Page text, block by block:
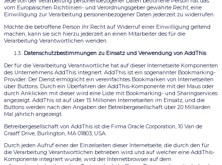
vom Europäischen Richtlinien- und Verordnungsgeber gewährte Recht, eine
Einwilligung zur Verarbeitung personenbezogener Daten jederzeit zu widerrufen.
Möchte die betroffene Person ihr Recht auf Widerruf einer Einwilligung geltend
machen, kann sie sich hierzu jederzeit an einen Mitarbeiter des für die
Verarbeitung Verantwortlichen wenden.
Datenschutzbestimmungen zu Einsatz und Verwendung von AddThis
Der für die Verarbeitung Verantwortliche hat auf dieser Internetseite Komponenten
des Unternehmens AddThis integriert. AddThis ist ein sogenannter Bookmarking-
Provider. Der Dienst ermöglicht ein vereinfachtes Bookmarken von Internetseiten
über Buttons. Durch ein Überfahren der AddThis-Komponente mit der Maus oder
durch Anklicken mit dieser wird eine Liste mit Bookmarking- und Sharingservices
angezeigt. AddThis ist auf über 15 Millionen Internetseiten im Einsatz, und die
Buttons werden nach den Angaben der Betreibergesellschaft über 20 Milliarden
Mal jährlich angezeigt.
Betreibergesellschaft von AddThis ist die Firma Oracle Corporation, 10 Van de
Graaff Drive, Burlington, MA 01803, USA.
Durch jeden Aufruf einer der Einzelseiten dieser Internetseite, die durch den für
die Verarbeitung Verantwortlichen betrieben wird und auf welcher eine AddThis-
Komponente integriert wurde, wird der Internetbrowser auf dem